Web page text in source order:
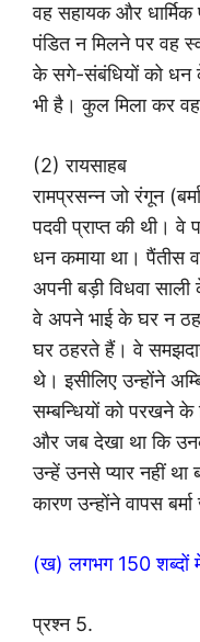
वह सहायक और धार्मिक
पंडित न मिलने पर वह
के सगे-संबंधियों को धन
भी है। कुल मिला कर वह
(2) रायसाहब
रामप्रसन्न जो रंगून
पदवी प्राप्त की थी। वे
धन कमाया था। पैंतीस
अपनी बड़ी विधवा
वे अपने भाई के घर न
घर ठहरते हैं। वे
थे। इसीलिए उन्होंने
सम्बन्धियों को परखने के
और जब देखा था कि उनके
उन्हें उनसे प्यार नहीं
कारण उन्होंने वापस
(ख) लगभग 150 शब्दों
प्रश्न 5.